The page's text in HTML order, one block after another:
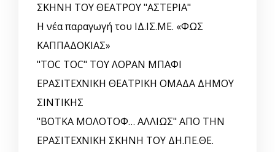
ΣΚΗΝΗ ΤΟΥ ΘΕΑΤΡΟΥ "ΑΣΤΕΡΙΑ"
Η νέα παραγωγή του ΙΔ.ΙΣ.ΜΕ. «ΦΩΣ
ΚΑΠΠΑΔΟΚΙΑΣ»
"TOC TOC" ΤΟΥ ΛΟΡΑΝ ΜΠΑΦΙ
ΕΡΑΣΙΤΕΧΝΙΚΗ ΘΕΑΤΡΙΚΗ ΟΜΑΔΑ ΔΗΜΟΥ
ΣΙΝΤΙΚΗΣ
"ΒΟΤΚΑ ΜΟΛΟΤΟΦ… ΑΛΛΙΩΣ" ΑΠΟ ΤΗΝ
ΕΡΑΣΙΤΕΧΝΙΚΗ ΣΚΗΝΗ ΤΟΥ ΔΗ.ΠΕ.ΘΕ.